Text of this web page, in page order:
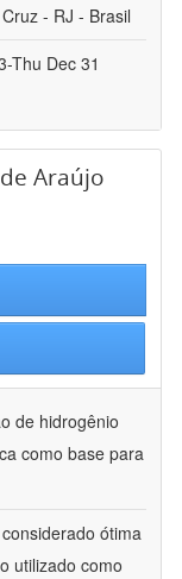
- RJ - Brasil
Thu Dec 31
Araújo
de hidrogênio
como base para
ótima
utilizado como